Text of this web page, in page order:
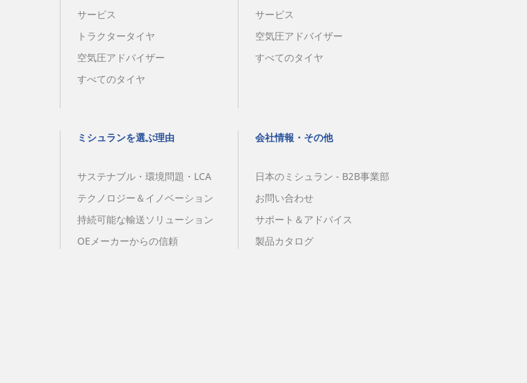
サービス
トラクタータイヤ
空気圧アドバイザー
すべてのタイヤ
サービス
空気圧アドバイザー
すべてのタイヤ
ミシュランを選ぶ理由
サステナブル・環境問題・LCA
テクノロジー＆イノベーション
持続可能な輸送ソリューション
OEメーカーからの信頼
会社情報・その他
日本のミシュラン - B2B事業部
お問い合わせ
サポート＆アドバイス
製品カタログ